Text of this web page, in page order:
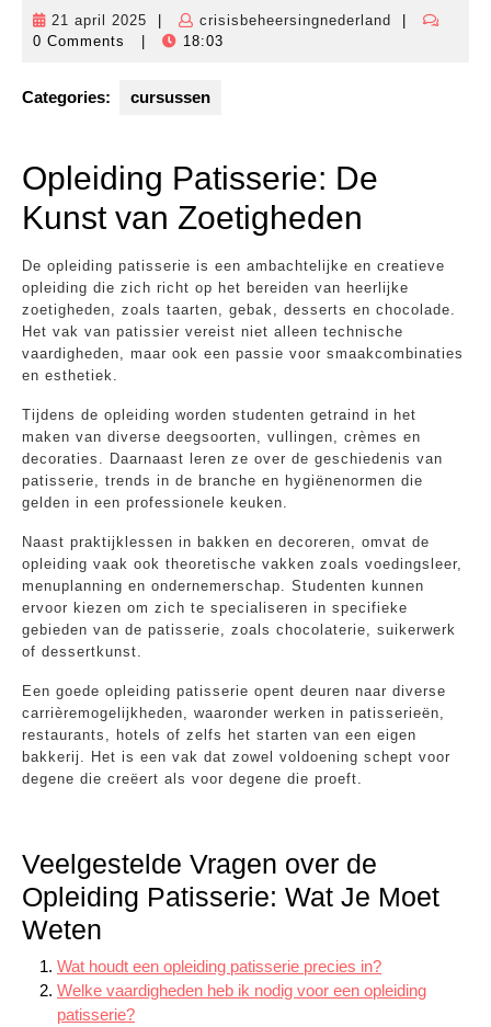
21 april 2025
21
april
crisisbeheersingnederland
0 Comments
18:03
Categories: cursussen
Opleiding Patisserie: De
Kunst van Zoetigheden
De opleiding patisserie is een ambachtelijke en creatieve
opleiding die zich richt op het bereiden van heerlijke
zoetigheden, zoals taarten, gebak, desserts en chocolade.
Het vak van patissier vereist niet alleen technische
vaardigheden, maar ook een passie voor smaakcombinaties
en esthetiek.
Tijdens de opleiding worden studenten getraind in het
maken van diverse deegsoorten, vullingen, crèmes en
decoraties. Daarnaast leren ze over de geschiedenis van
patisserie, trends in de branche en hygiënenormen die
gelden in een professionele keuken.
Naast praktijklessen in bakken en decoreren, omvat de
opleiding vaak ook theoretische vakken zoals voedingsleer,
menuplanning en ondernemerschap. Studenten kunnen
ervoor kiezen om zich te specialiseren in specifieke
gebieden van de patisserie, zoals chocolaterie, suikerwerk
of dessertkunst.
Een goede opleiding patisserie opent deuren naar diverse
carrièremogelijkheden, waaronder werken in patisserieën,
restaurants, hotels of zelfs het starten van een eigen
bakkerij. Het is een vak dat zowel voldoening schept voor
degene die creëert als voor degene die proeft.
Veelgestelde Vragen over de
Opleiding Patisserie: Wat Je Moet
Weten
Wat houdt een opleiding patisserie precies in?
Welke vaardigheden heb ik nodig voor een opleiding
patisserie?